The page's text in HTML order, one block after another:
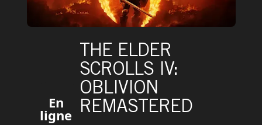
En
ligne
THE ELDER
SCROLLS IV:
OBLIVION
REMASTERED